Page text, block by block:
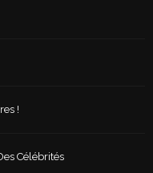
!
Célébrités